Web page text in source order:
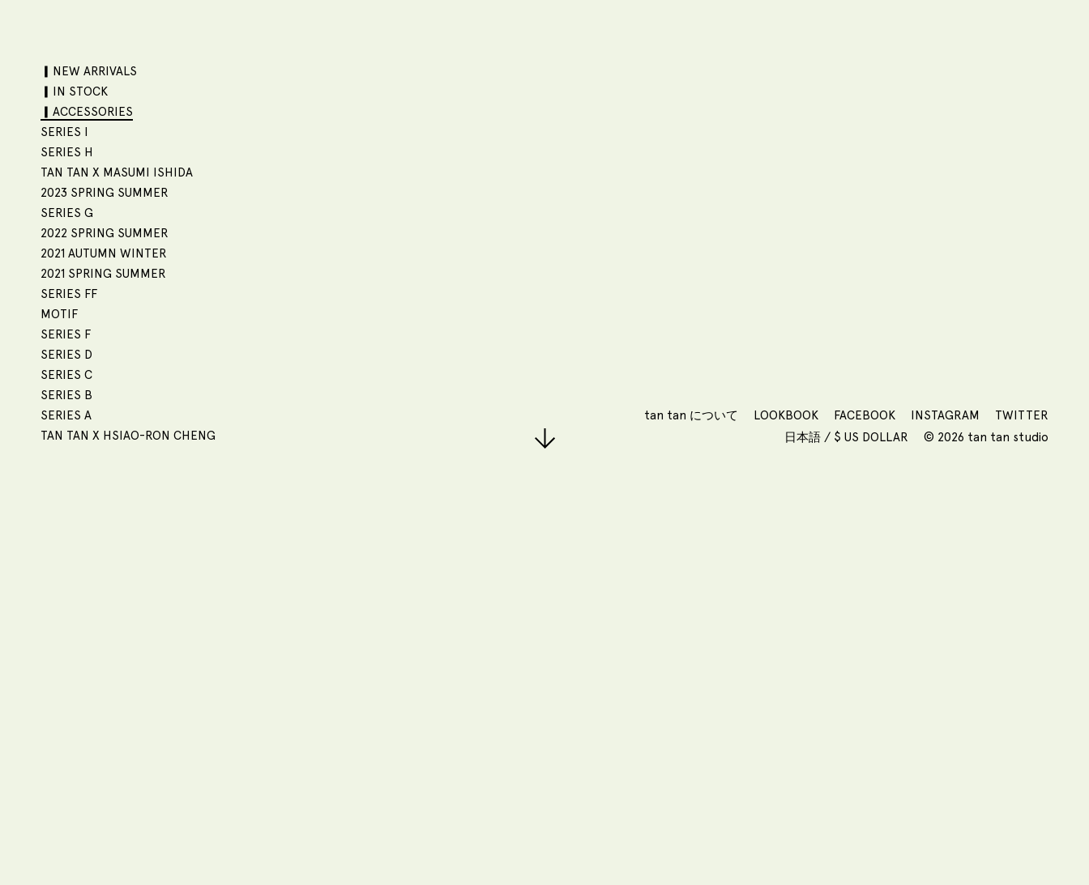
▎NEW ARRIVALS
▎IN STOCK
▎ACCESSORIES
SERIES I
SERIES H
TAN TAN X MASUMI ISHIDA
2023 SPRING SUMMER
SERIES G
2022 SPRING SUMMER
2021 AUTUMN WINTER
2021 SPRING SUMMER
SERIES FF
MOTIF
SERIES F
SERIES D
SERIES C
SERIES B
SERIES A
TAN TAN X HSIAO-RON CHENG
tan tan について LOOKBOOK FACEBOOK INSTAGRAM TWITTER
日本語 / $ US DOLLAR © 2026 tan tan studio